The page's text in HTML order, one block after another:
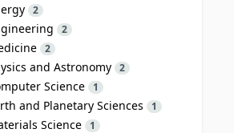
2
2
2
and Astronomy 2
Science 1
and Planetary Sciences 1
Science 1